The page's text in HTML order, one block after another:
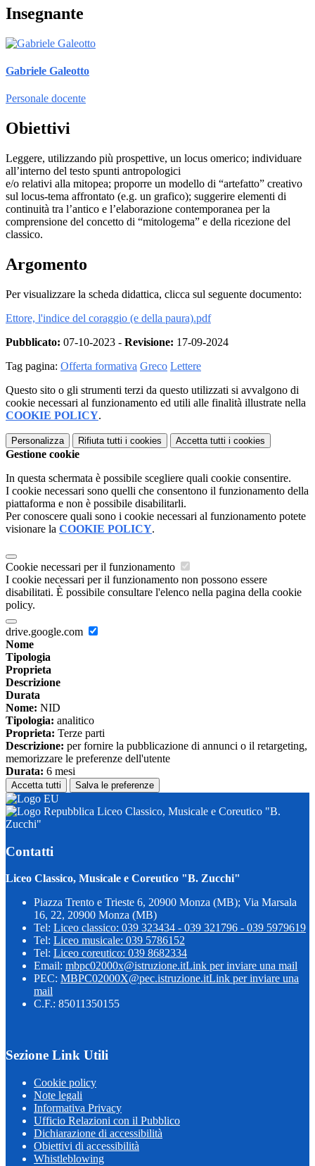
Insegnante
Gabriele Galeotto
Personale docente
Obiettivi
Leggere, utilizzando più prospettive, un locus omerico; individuare
all’interno del testo spunti antropologici
e/o relativi alla mitopea; proporre un modello di “artefatto” creativo
sul locus-tema affrontato (e.g. un grafico); suggerire elementi di
continuità tra l’antico e l’elaborazione contemporanea per la
comprensione del concetto di “mitologema” e della ricezione del
classico.
Argomento
Per visualizzare la scheda didattica, clicca sul seguente documento:
Ettore, l'indice del coraggio (e della paura).pdf
Pubblicato: 07-10-2023 - Revisione: 17-09-2024
Tag pagina: Offerta formativa Greco Lettere
Questo sito o gli strumenti terzi da questo utilizzati si avvalgono di
cookie necessari al funzionamento ed utili alle finalità illustrate nella
COOKIE POLICY.
Personalizza Rifiuta tutti i cookies Accetta tutti i cookies
Gestione cookie
In questa schermata è possibile scegliere quali cookie consentire.
I cookie necessari sono quelli che consentono il funzionamento della
piattaforma e non è possibile disabilitarli.
Per conoscere quali sono i cookie necessari al funzionamento potete
visionare la COOKIE POLICY.
Cookie necessari per il funzionamento
I cookie necessari per il funzionamento non possono essere
disabilitati. È possibile consultare l'elenco nella pagina della cookie
policy.
drive.google.com
Nome
Tipologia
Proprieta
Descrizione
Durata
Nome: NID
Tipologia: analitico
Proprieta: Terze parti
Descrizione: per fornire la pubblicazione di annunci o il retargeting,
memorizzare le preferenze dell'utente
Durata: 6 mesi
Accetta tutti Salva le preferenze
Liceo Classico, Musicale e Coreutico "B.
Zucchi"
Contatti
Liceo Classico, Musicale e Coreutico "B. Zucchi"
Piazza Trento e Trieste 6, 20900 Monza (MB); Via Marsala
16, 22, 20900 Monza (MB)
Tel: Liceo classico: 039 323434 - 039 321796 - 039 5979619
Tel: Liceo musicale: 039 5786152
Tel: Liceo coreutico: 039 8682334
Email: mbpc02000x@istruzione.itLink per inviare una mail
PEC: MBPC02000X@pec.istruzione.itLink per inviare una
mail
C.F.: 85011350155
Sezione Link Utili
Cookie policy
Note legali
Informativa Privacy
Ufficio Relazioni con il Pubblico
Dichiarazione di accessibilità
Obiettivi di accessibilità
Whistleblowing